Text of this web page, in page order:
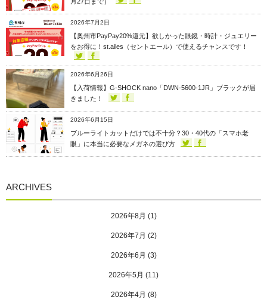
2026年7月2日
【奥州市PayPay20%還元】欲しかった眼鏡・時計・ジュエリー
をお得に！st.ailes（セントエール）で使えるチャンスです！
2026年6月26日
【入荷情報】G-SHOCK nano「DWN-5600-1JR」ブラックが届
きました！
2026年6月15日
ブルーライトカットだけでは不十分？30・40代の「スマホ老
眼」に本当に必要なメガネの選び方
ARCHIVES
2026年8月 (1)
2026年7月 (2)
2026年6月 (3)
2026年5月 (11)
2026年4月 (8)